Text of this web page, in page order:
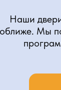
Наши
Мы